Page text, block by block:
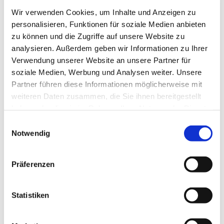
Wir verwenden Cookies, um Inhalte und Anzeigen zu
personalisieren, Funktionen für soziale Medien anbieten
zu können und die Zugriffe auf unsere Website zu
analysieren. Außerdem geben wir Informationen zu Ihrer
Verwendung unserer Website an unsere Partner für
soziale Medien, Werbung und Analysen weiter. Unsere
Partner führen diese Informationen möglicherweise mit
weiteren Daten zusammen, die Sie ihnen bereitgestellt
Notwendig
Präferenzen
Statistiken
Sabine Wollowski |
Koordinatorin der Arbeit
mit Familien - Familiencafé
Telefon: 0151 41 20 83 63
grossziethen.de